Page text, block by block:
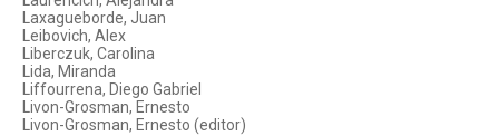
Laxagueborde, Juan
Leibovich, Alex
Liberczuk, Carolina
Lida, Miranda
Liffourrena, Diego Gabriel
Livon-Grosman, Ernesto
Livon-Grosman, Ernesto (editor)